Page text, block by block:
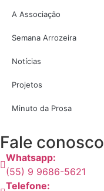
A Associação
Semana Arrozeira
Notícias
Projetos
Minuto da Prosa
Fale conosco
Whatsapp:
(55) 9 9686-5621
Telefone: